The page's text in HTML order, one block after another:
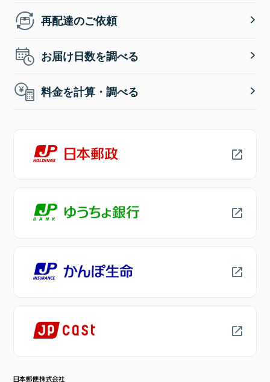
再配達のご依頼
お届け日数を調べる
料金を計算・調べる